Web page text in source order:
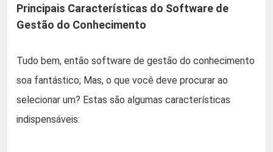
Principais Características do Software de
Gestão do Conhecimento
Tudo bem, então software de gestão do conhecimento
soa fantástico; Mas, o que você deve procurar ao
selecionar um? Estas são algumas características
indispensáveis: